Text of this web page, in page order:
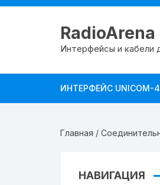
RadioArena
Интерфейсы и кабели
ИНТЕРФЕЙС UNICOM-
Главная /
НАВИГАЦИЯ